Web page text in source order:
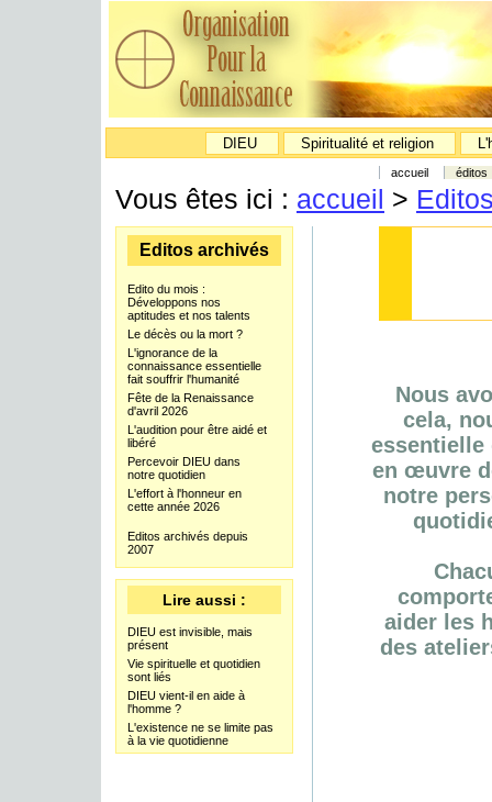
DIEU Spiritualité et religion
accueil éditos
Vous êtes ici : accueil >
Nous
cela,
essentielle
en œuvre
notre
aider les
des
Editos archivés
Edito du mois :
Développons nos
aptitudes et nos talents
Le décès ou la mort ?
L'ignorance de la
connaissance essentielle
fait souffrir l'humanité
Fête de la Renaissance
d'avril 2026
L'audition pour être aidé et
libéré
Percevoir DIEU dans
notre quotidien
L'effort à l'honneur en
cette année 2026
Editos archivés depuis
2007
Lire aussi :
DIEU est invisible, mais
présent
Vie spirituelle et quotidien
sont liés
DIEU vient-il en aide à
l'homme ?
L'existence ne se limite pas
à la vie quotidienne